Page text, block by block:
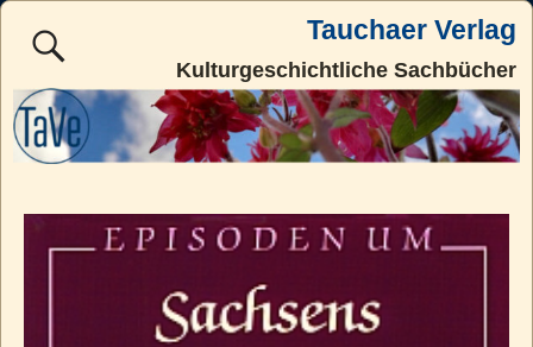
Tauchaer Verlag
Kulturgeschichtliche Sachbücher